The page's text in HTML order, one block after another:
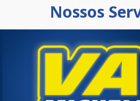
Nossos